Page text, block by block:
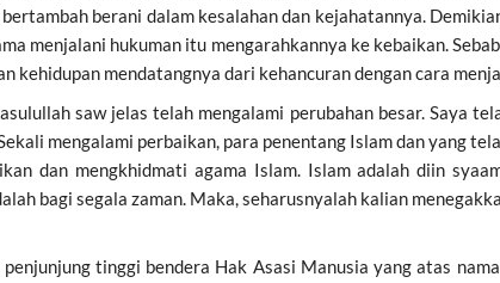
berani dalam kesalahan dan kejahatannya.
menjalani hukuman itu mengarahkannya ke kebaikan.
kehidupan mendatangnya dari kehancuran dengan cara
saw jelas telah mengalami perubahan besar. Saya
mengalami perbaikan, para penentang Islam dan yang
dan mengkhidmati agama Islam. Islam adalah diin
bagi segala zaman. Maka, seharusnyalah kalian
tinggi bendera Hak Asasi Manusia yang atas